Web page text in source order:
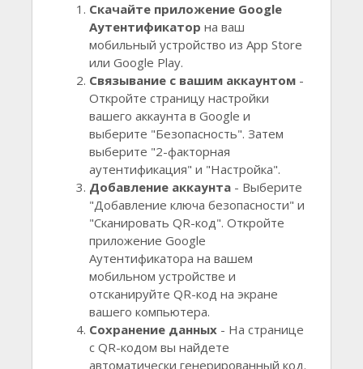
Скачайте приложение Google
Аутентификатор на ваш
мобильный устройство из App Store
или Google Play.
Связывание с вашим аккаунтом -
Откройте страницу настройки
вашего аккаунта в Google и
выберите "Безопасность". Затем
выберите "2-факторная
аутентификация" и "Настройка".
Добавление аккаунта - Выберите
"Добавление ключа безопасности" и
"Сканировать QR-код". Откройте
приложение Google
Аутентификатора на вашем
мобильном устройстве и
отсканируйте QR-код на экране
вашего компьютера.
Сохранение данных - На странице
с QR-кодом вы найдете
автоматически генерированный код.